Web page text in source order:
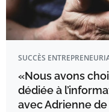
SUCCÈS
«Nous avons
dédiée à
avec Adrienne